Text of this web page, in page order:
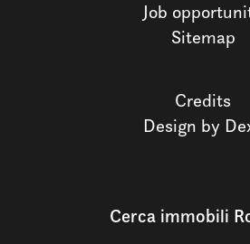
Job
Sitemap
Credits
Design by
Cerca immobili